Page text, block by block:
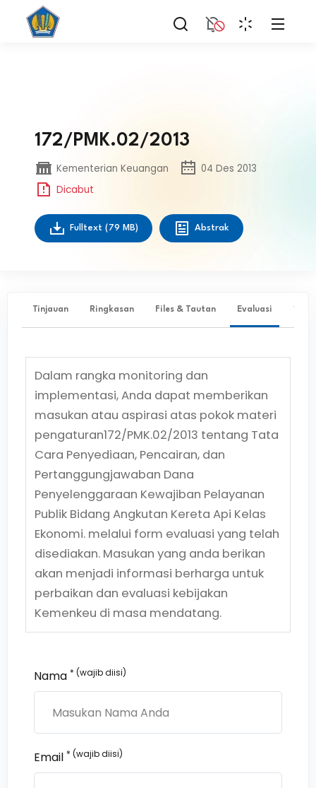
172/PMK.02/2013
Kementerian Keuangan
04 Des 2013
Dicabut
Fulltext (79 MB) Abstrak
Tinjauan Ringkasan Files & Tautan Evaluasi ✨
Dalam rangka monitoring dan
implementasi, Anda dapat memberikan
masukan atau aspirasi atas pokok materi
pengaturan172/PMK.02/2013 tentang Tata
Cara Penyediaan, Pencairan, dan
Pertanggungjawaban Dana
Penyelenggaraan Kewajiban Pelayanan
Publik Bidang Angkutan Kereta Api Kelas
Ekonomi. melalui form evaluasi yang telah
disediakan. Masukan yang anda berikan
akan menjadi informasi berharga untuk
perbaikan dan evaluasi kebijakan
Kemenkeu di masa mendatang.
Nama * (wajib diisi)
Email * (wajib diisi)